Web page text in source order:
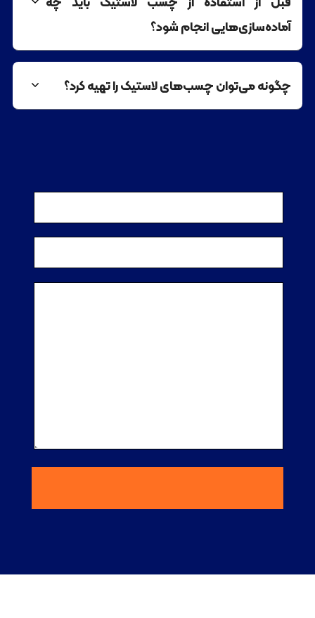
آماده‌سازی‌هایی انجام شود؟
چگونه می‌توان چسب‌های لاستیک را تهیه کرد؟